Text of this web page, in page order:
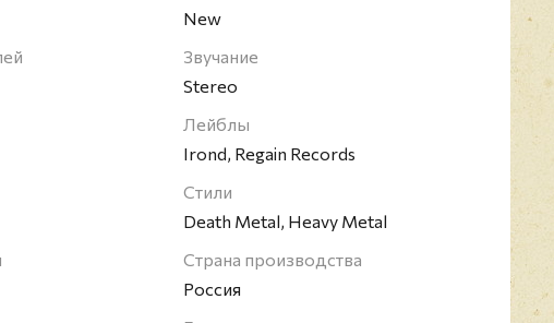
New
Звучание
Stereo
Лейблы
Irond, Regain Records
Стили
Death Metal, Heavy Metal
Страна производства
Россия